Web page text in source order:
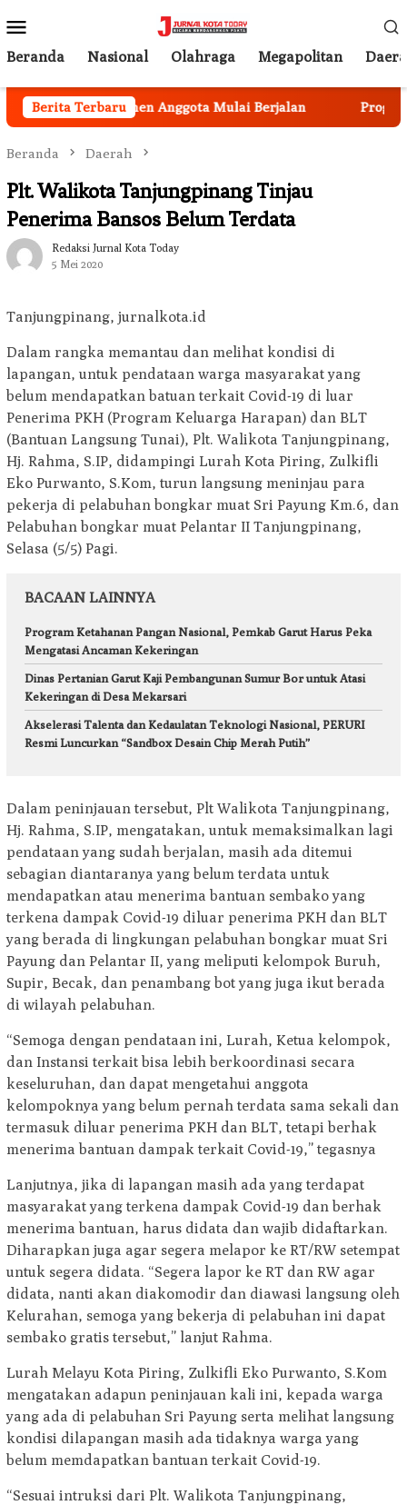
ke
kontenMobile
Beranda Nasional Olahraga Megapolitan
Berita Terbaru
Rekrutmen Anggota Mulai Berjalan Program
Beranda Daerah
Plt. Walikota Tanjungpinang Tinjau
Penerima Bansos Belum Terdata
Redaksi Jurnal Kota Today
5 Mei 2020
Tanjungpinang, jurnalkota.id
Dalam rangka memantau dan melihat kondisi di
lapangan, untuk pendataan warga masyarakat yang
belum mendapatkan batuan terkait Covid-19 di luar
Penerima PKH (Program Keluarga Harapan) dan BLT
(Bantuan Langsung Tunai), Plt. Walikota Tanjungpinang,
Hj. Rahma, S.IP, didampingi Lurah Kota Piring, Zulkifli
Eko Purwanto, S.Kom, turun langsung meninjau para
pekerja di pelabuhan bongkar muat Sri Payung Km.6, dan
Pelabuhan bongkar muat Pelantar II Tanjungpinang,
Selasa (5/5) Pagi.
BACAAN LAINNYA
Program Ketahanan Pangan Nasional, Pemkab Garut Harus Peka
Mengatasi Ancaman Kekeringan
Dinas Pertanian Garut Kaji Pembangunan Sumur Bor untuk Atasi
Kekeringan di Desa Mekarsari
Akselerasi Talenta dan Kedaulatan Teknologi Nasional, PERURI
Resmi Luncurkan “Sandbox Desain Chip Merah Putih”
Dalam peninjauan tersebut, Plt Walikota Tanjungpinang,
Hj. Rahma, S.IP, mengatakan, untuk memaksimalkan lagi
pendataan yang sudah berjalan, masih ada ditemui
sebagian diantaranya yang belum terdata untuk
mendapatkan atau menerima bantuan sembako yang
terkena dampak Covid-19 diluar penerima PKH dan BLT
yang berada di lingkungan pelabuhan bongkar muat Sri
Payung dan Pelantar II, yang meliputi kelompok Buruh,
Supir, Becak, dan penambang bot yang juga ikut berada
di wilayah pelabuhan.
“Semoga dengan pendataan ini, Lurah, Ketua kelompok,
dan Instansi terkait bisa lebih berkoordinasi secara
keseluruhan, dan dapat mengetahui anggota
kelompoknya yang belum pernah terdata sama sekali dan
termasuk diluar penerima PKH dan BLT, tetapi berhak
menerima bantuan dampak terkait Covid-19,” tegasnya
Lanjutnya, jika di lapangan masih ada yang terdapat
masyarakat yang terkena dampak Covid-19 dan berhak
menerima bantuan, harus didata dan wajib didaftarkan.
Diharapkan juga agar segera melapor ke RT/RW setempat
untuk segera didata. “Segera lapor ke RT dan RW agar
didata, nanti akan diakomodir dan diawasi langsung oleh
Kelurahan, semoga yang bekerja di pelabuhan ini dapat
sembako gratis tersebut,” lanjut Rahma.
Lurah Melayu Kota Piring, Zulkifli Eko Purwanto, S.Kom
mengatakan adapun peninjauan kali ini, kepada warga
yang ada di pelabuhan Sri Payung serta melihat langsung
kondisi dilapangan masih ada tidaknya warga yang
belum memdapatkan bantuan terkait Covid-19.
“Sesuai intruksi dari Plt. Walikota Tanjungpinang,